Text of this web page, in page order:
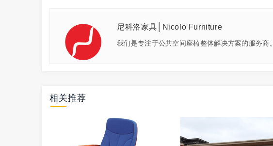
尼科洛家具│Nicolo Furniture
我们是专注于公共空间座椅整体解决方案的服务商。
相关推荐